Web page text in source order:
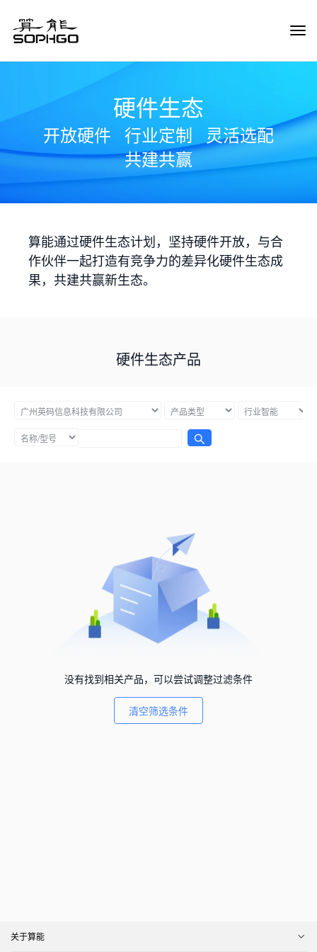
硬件生态
开放硬件 行业定制
灵活选配
共建共赢
算能通过硬件生态计划，坚持硬件开放，与合
作伙伴一起打造有竞争力的差异化硬件生态成
果，共建共赢新生态。
硬件生态产品
没有找到相关产品，可以尝试调整过滤条件
清空筛选条件
关于算能